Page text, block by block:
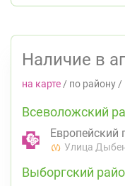
Наличие в
на карте / по району /
Всеволожский
Европейский
Улица
Выборгский